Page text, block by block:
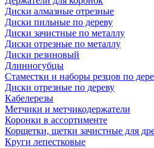
Диски алмазные отрезные
Диски пильные по дереву
Диски зачистные по металлу
Диски отрезные по металлу
Диски резиновый
Длинногубцы
Стаместки и наборы резцов по
Диски отрезные по дереву
Кабелерезы
Метчики и метчикодержатели
Коронки в ассортименте
Корщетки, щетки зачистные для
Круги лепестковые